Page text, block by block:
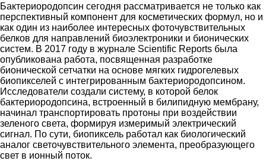
Бактериородопсин сегодня рассматривается не только как
перспективный компонент для косметических формул, но и
как один из наиболее интересных фоточувствительных
белков для направлений биоэлектроники и бионических
систем. В 2017 году в журнале Scientific Reports была
опубликована работа, посвященная разработке
бионической сетчатки на основе мягких гидрогелевых
биопикселей с интегрированным бактериородопсином.
Исследователи создали систему, в которой белок
бактериородопсина, встроенный в билипидную мембрану,
начинал транспортировать протоны при воздействии
зеленого света, формируя измеримый электрический
сигнал. По сути, биопиксель работал как биологический
аналог светочувствительного элемента, преобразующего
свет в ионный поток.